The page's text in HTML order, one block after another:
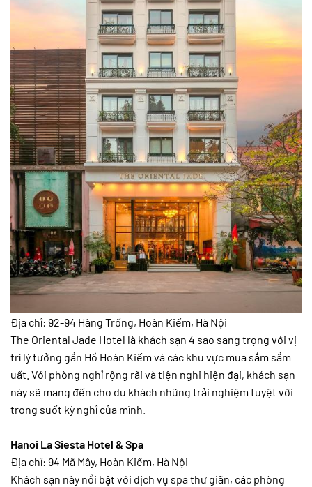
Địa chỉ: 92-94 Hàng Trống, Hoàn Kiếm, Hà Nội
The Oriental Jade Hotel là khách sạn 4 sao sang trọng với vị
trí lý tưởng gần Hồ Hoàn Kiếm và các khu vực mua sắm sầm
uất. Với phòng nghỉ rộng rãi và tiện nghi hiện đại, khách sạn
này sẽ mang đến cho du khách những trải nghiệm tuyệt vời
trong suốt kỳ nghỉ của mình.
Hanoi La Siesta Hotel & Spa
Địa chỉ: 94 Mã Mây, Hoàn Kiếm, Hà Nội
Khách sạn này nổi bật với dịch vụ spa thư giãn, các phòng